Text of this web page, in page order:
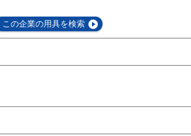
この企業の用具を検索